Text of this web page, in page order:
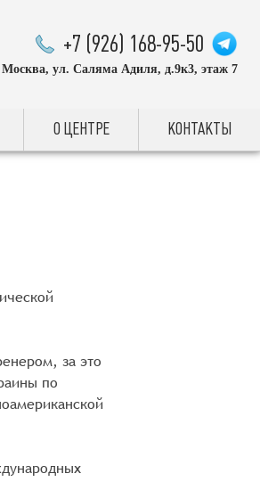
+7 (926) 168-95-50
Москва, ул. Саляма Адиля, д.9к3, этаж 7
О ЦЕНТРЕ КОНТАКТЫ
за это
по